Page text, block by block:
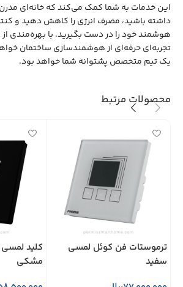
این خدمات به شما کمک می‌کند که خانه‌ای
داشته باشید، مصرف انرژی را کاهش دهید و
هوشمند خود را در دست بگیرید. با بهره‌مندی از
تجربه‌ای حرفه‌ای از هوشمندسازی ساختمان
یک تیم متخصص پشتوانه شما خواهد بود.
محصولات مرتبط
ترموستات فن کوئل لمسی
سفید
کلید
مشکی